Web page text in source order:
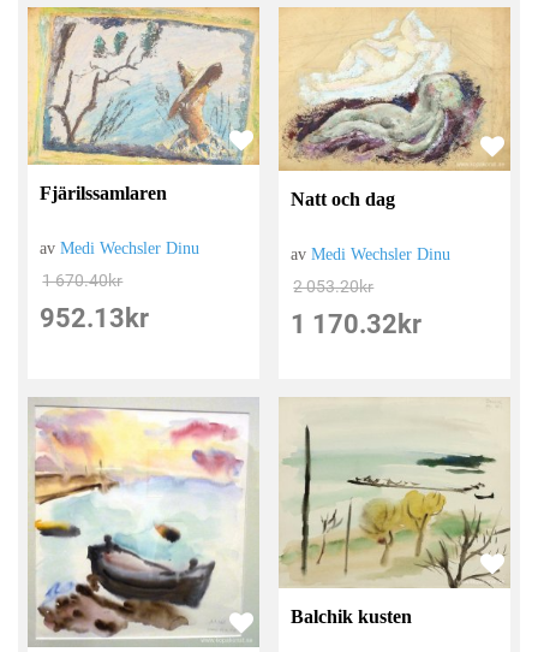
Fjärilssamlaren
avMedi Wechsler Dinu
1 670.40kr
952.13 kr
Natt och dag
avMedi Wechsler Dinu
2 053.20kr
1 170.32 kr
Balchik kusten